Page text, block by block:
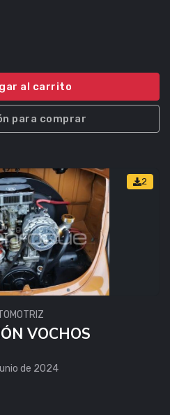
al carrito
para comprar
2
VOCHOS
de 2024